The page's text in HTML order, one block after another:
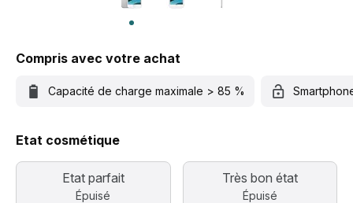
Compris avec votre achat
Capacité de charge maximale > 85 %
Etat cosmétique
Etat parfait
Épuisé
Très bon état
Épuisé